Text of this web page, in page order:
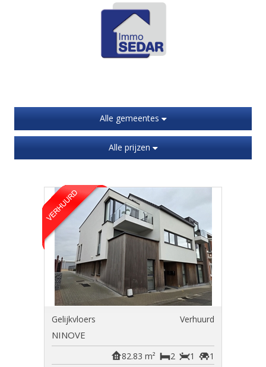
Alle gemeentes
Alle prijzen
Gelijkvloers Verhuurd
NINOVE
1
1
2
82.83 m²